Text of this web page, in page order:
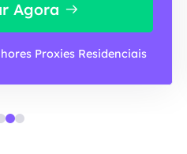
Agora
Proxies Residenciais